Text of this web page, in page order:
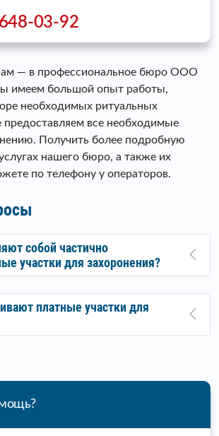
03-92
— в профессиональное бюро ООО
имеем большой опыт работы,
необходимых ритуальных
предоставляем все необходимые
Получить более подробную
нашего бюро, а также их
по телефону у операторов.
собой частично
участки для захоронения?
платные участки для